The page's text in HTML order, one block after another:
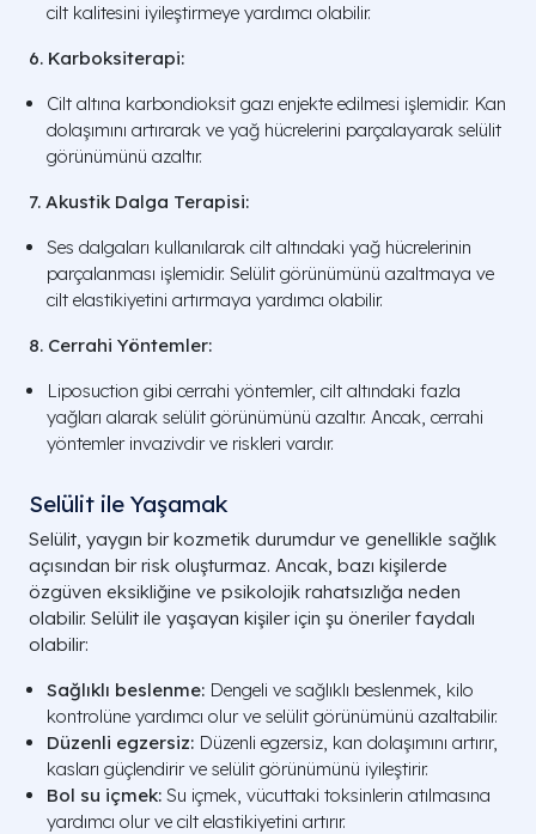
cilt kalitesini iyileştirmeye yardımcı olabilir.
6. Karboksiterapi:
Cilt altına karbondioksit gazı enjekte edilmesi işlemidir. Kan
dolaşımını artırarak ve yağ hücrelerini parçalayarak selülit
görünümünü azaltır.
7. Akustik Dalga Terapisi:
Ses dalgaları kullanılarak cilt altındaki yağ hücrelerinin
parçalanması işlemidir. Selülit görünümünü azaltmaya ve
cilt elastikiyetini artırmaya yardımcı olabilir.
8. Cerrahi Yöntemler:
Liposuction gibi cerrahi yöntemler, cilt altındaki fazla
yağları alarak selülit görünümünü azaltır. Ancak, cerrahi
yöntemler invazivdir ve riskleri vardır.
Selülit ile Yaşamak
Selülit, yaygın bir kozmetik durumdur ve genellikle sağlık
açısından bir risk oluşturmaz. Ancak, bazı kişilerde
özgüven eksikliğine ve psikolojik rahatsızlığa neden
olabilir. Selülit ile yaşayan kişiler için şu öneriler faydalı
olabilir:
Sağlıklı beslenme: Dengeli ve sağlıklı beslenmek, kilo
kontrolüne yardımcı olur ve selülit görünümünü azaltabilir.
Düzenli egzersiz: Düzenli egzersiz, kan dolaşımını artırır,
kasları güçlendirir ve selülit görünümünü iyileştirir.
Bol su içmek: Su içmek, vücuttaki toksinlerin atılmasına
yardımcı olur ve cilt elastikiyetini artırır.